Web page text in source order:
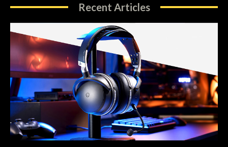
Recent Articles